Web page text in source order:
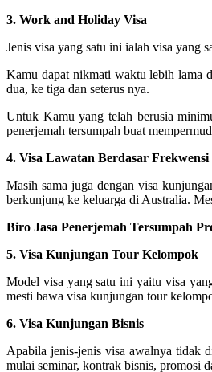
3. Work and Holiday Visa
Jenis visa yang satu ini ialah visa yang
Kamu dapat nikmati waktu lebih lama
dua, ke tiga dan seterus nya.
Untuk Kamu yang telah berusia
penerjemah tersumpah buat
4. Visa Lawatan Berdasar Frekwensi
Masih sama juga dengan visa
berkunjung ke keluarga di Australia.
Biro Jasa Penerjemah Tersumpah
5. Visa Kunjungan Tour Kelompok
Model visa yang satu ini yaitu visa
mesti bawa visa kunjungan tour
6. Visa Kunjungan Bisnis
Apabila jenis-jenis visa awalnya tidak
mulai seminar, kontrak bisnis, promosi